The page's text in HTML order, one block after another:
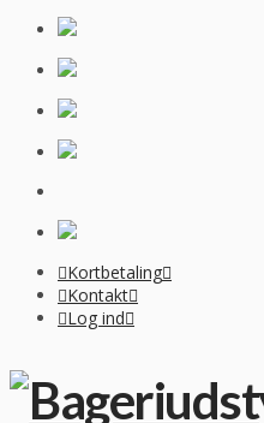
Kortbetaling
Kontakt
Log ind